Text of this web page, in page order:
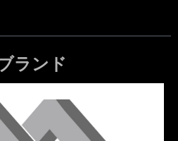
ランド